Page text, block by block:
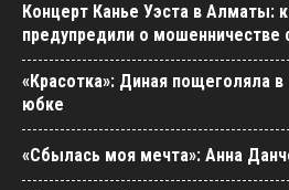
Концерт Канье Уэста в Алматы:
предупредили о мошенничестве
«Красотка»: Диная пощеголяла
юбке
«Сбылась моя мечта»: Анна